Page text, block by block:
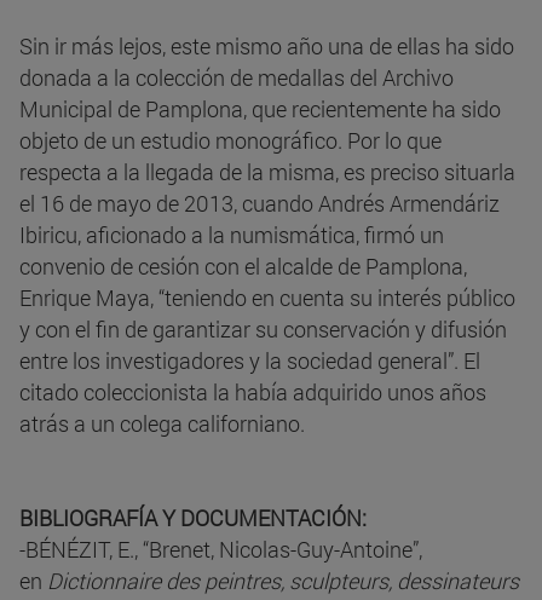
Sin ir más lejos, este mismo año una de ellas ha sido
donada a la colección de medallas del Archivo
Municipal de Pamplona, que recientemente ha sido
objeto de un estudio monográfico. Por lo que
respecta a la llegada de la misma, es preciso situarla
el 16 de mayo de 2013, cuando Andrés Armendáriz
Ibiricu, aficionado a la numismática, firmó un
convenio de cesión con el alcalde de Pamplona,
Enrique Maya, “teniendo en cuenta su interés público
y con el fin de garantizar su conservación y difusión
entre los investigadores y la sociedad general”. El
citado coleccionista la había adquirido unos años
atrás a un colega californiano.
BIBLIOGRAFÍA Y DOCUMENTACIÓN:
-BÉNÉZIT, E., “Brenet, Nicolas-Guy-Antoine”,
en Dictionnaire des peintres, sculpteurs, dessinateurs